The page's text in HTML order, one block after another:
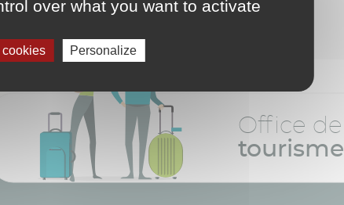
Office de
tourisme
over what you want to activate
cookies Personalize